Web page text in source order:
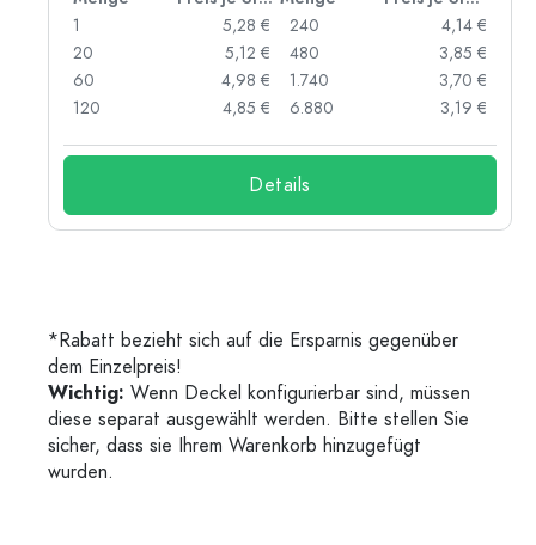
1
5,28 €
20
5,12 €
60
4,98 €
120
4,85 €
240
4,14 €
480
3,85 €
1.740
3,70 €
6.880
3,19 €
Details
*Rabatt bezieht sich auf die Ersparnis gegenüber
dem Einzelpreis!
Wichtig: Wenn Deckel konfigurierbar sind, müssen
diese separat ausgewählt werden. Bitte stellen Sie
sicher, dass sie Ihrem Warenkorb hinzugefügt
wurden.